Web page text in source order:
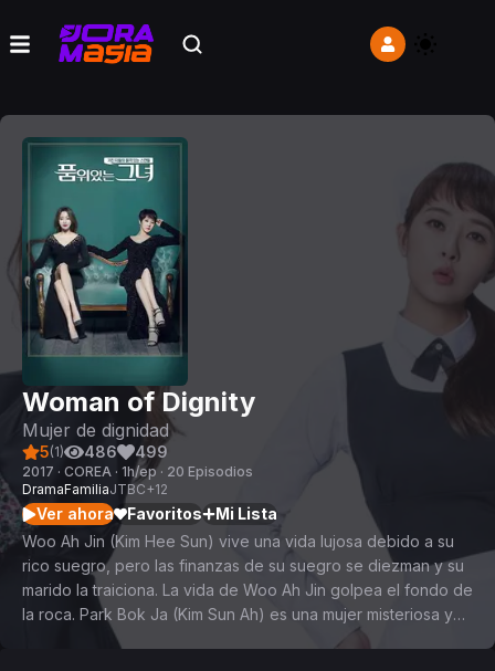
Woman of Dignity
Mujer de dignidad
5(1) 486 499
2017 · COREA · 1h/ep · 20 Episodios
DramaFamiliaJTBC+12
Ver ahora Favoritos
Mi Lista
Woo Ah Jin (Kim Hee Sun) vive una vida lujosa debido a su
rico suegro, pero las finanzas de su suegro se diezman y su
marido la traiciona. La vida de Woo Ah Jin golpea el fondo de
la roca. Park Bok Ja (Kim Sun Ah) es una mujer misteriosa y
ella oculta su historia desgarradora. Ella vive dificultades